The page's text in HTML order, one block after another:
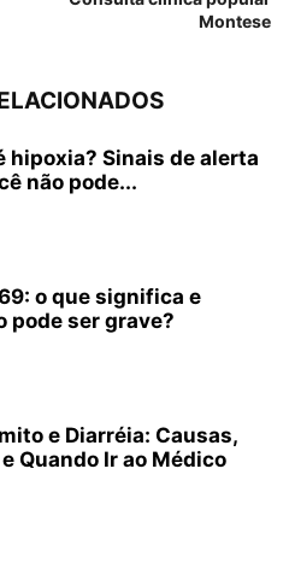
Montese
hipoxia? Sinais de alerta
não pode...
o que significa e
pode ser grave?
e Diarréia: Causas,
Quando Ir ao Médico